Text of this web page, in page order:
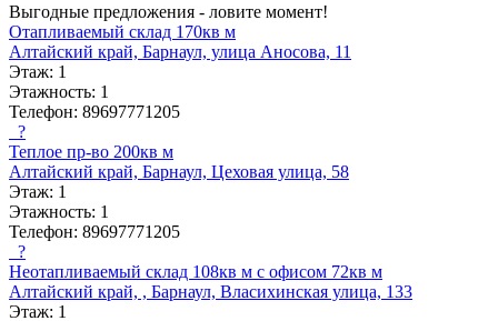
Выгодные предложения - ловите момент!
Отапливаемый склад 170кв м
Алтайский край, Барнаул, улица Аносова, 11
Этаж: 1
Этажность: 1
Телефон: 89697771205
?
Теплое пр-во 200кв м
Алтайский край, Барнаул, Цеховая улица, 58
Этаж: 1
Этажность: 1
Телефон: 89697771205
?
Неотапливаемый склад 108кв м с офисом 72кв м
Алтайский край, , Барнаул, Власихинская улица, 133
Этаж: 1